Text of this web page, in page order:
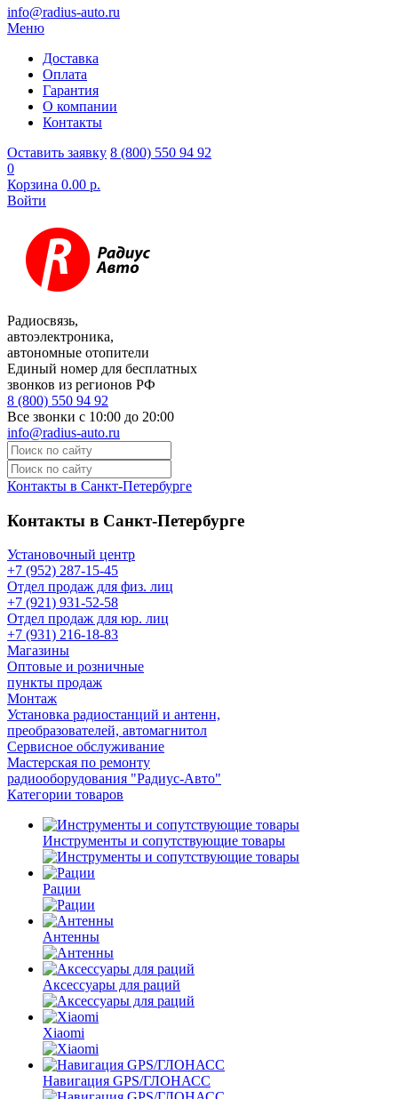
info@radius-auto.ru
Меню
Доставка
Оплата
Гарантия
О компании
Контакты
Оставить заявку 8 (800) 550 94 92
0
Корзина 0.00 р.
Войти
Радиосвязь,
автоэлектроника,
автономные отопители
Единый номер для бесплатных
звонков из регионов РФ
8 (800) 550 94 92
Все звонки с 10:00 до 20:00
info@radius-auto.ru
Контакты в Санкт-Петербурге
Контакты в Санкт-Петербурге
Установочный центр
+7 (952) 287-15-45
Отдел продаж для физ. лиц
+7 (921) 931-52-58
Отдел продаж для юр. лиц
+7 (931) 216-18-83
Магазины
Оптовые и розничные
пункты продаж
Монтаж
Установка радиостанций и антенн,
преобразователей, автомагнитол
Сервисное обслуживание
Мастерская по ремонту
радиооборудования "Радиус-Авто"
Категории товаров
Инструменты и сопутствующие товары
Рации
Антенны
Аксессуары для раций
Xiaomi
Навигация GPS/ГЛОНАСС